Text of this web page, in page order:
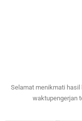
Selamat menikmati hasil
waktupengerjan